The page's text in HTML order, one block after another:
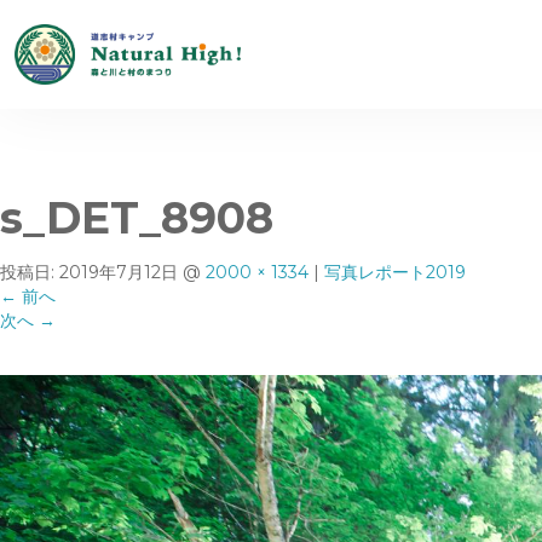
s_DET_8908
投稿日: 2019年7月12日 @ 2000 × 1334 | 写真レポート2019
← 前へ
次へ →